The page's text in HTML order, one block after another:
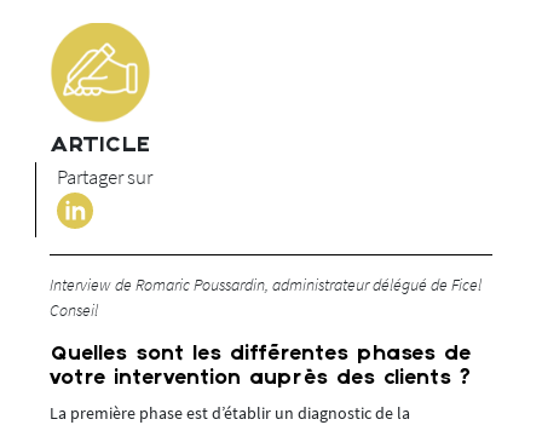
ARTICLE
Partager sur
Interview de Romaric Poussardin, administrateur délégué de Ficel
Conseil
Quelles sont les différentes phases de
votre intervention auprès des clients ?
La première phase est d’établir un diagnostic de la